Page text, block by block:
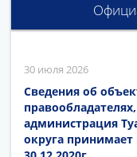
30 июля 2026
Сведения об
администрация
округа